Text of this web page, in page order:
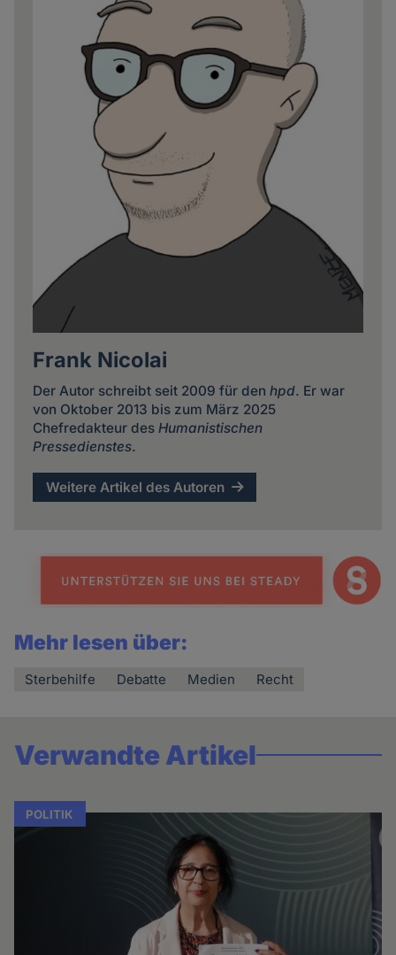
Frank Nicolai
Der Autor schreibt seit 2009 für den hpd. Er war
von Oktober 2013 bis zum März 2025
Chefredakteur des Humanistischen
Pressedienstes.
Weitere Artikel des Autoren
Mehr lesen über:
Sterbehilfe Debatte Medien Recht
Verwandte Artikel
POLITIK